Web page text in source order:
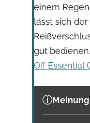
einem
lässt sich
gut
Off Essential
Meinung